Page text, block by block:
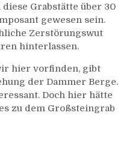
Grabstätte über 30
gewesen sein.
Zerstörungswut
hinterlassen.
hier vorfinden, gibt
der Dammer Berge.
Doch hier hätte
zu dem Großsteingrab